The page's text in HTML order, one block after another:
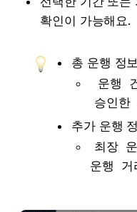
확인이 가능해요.
총 운행 정보
운행
승인한
추가 운행
최장
운행 거